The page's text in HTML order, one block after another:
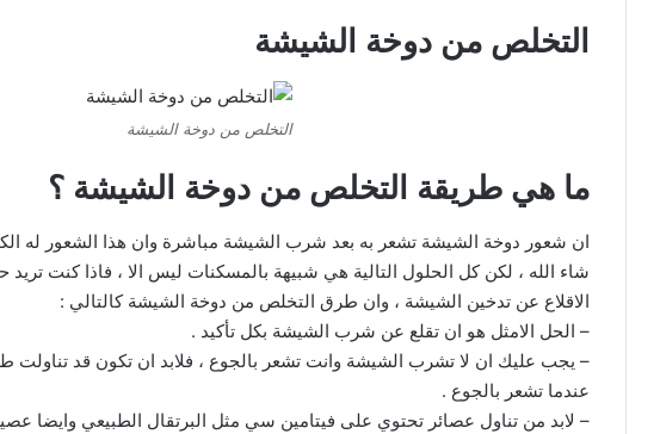
التخلص من دوخة الشيشة
التخلص من دوخة الشيشة
ما هي طريقة التخلص من دوخة الشيشة ؟
ان شعور دوخة الشيشة تشعر به بعد شرب الشيشة مباشرة وان هذا الشعور له
شاء الله ، لكن كل الحلول التالية هي شبيهة بالمسكنات ليس الا ، فاذا كنت
الاقلاع عن تدخين الشيشة ، وان طرق التخلص من دوخة الشيشة كالتالي :
– الحل الامثل هو ان تقلع عن شرب الشيشة بكل تأكيد .
– يجب عليك ان لا تشرب الشيشة وانت تشعر بالجوع ، فلابد ان تكون قد
عندما تشعر بالجوع .
– لابد من تناول عصائر تحتوي على فيتامين سي مثل البرتقال الطبيعي وايضا